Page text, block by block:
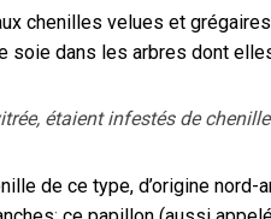
chenilles velues et
dans les arbres dont
étaient infestés de
de ce type, d’origine nord-